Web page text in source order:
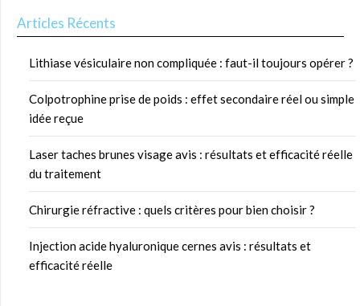
Articles Récents
Lithiase vésiculaire non compliquée : faut-il toujours opérer ?
Colpotrophine prise de poids : effet secondaire réel ou simple
idée reçue
Laser taches brunes visage avis : résultats et efficacité réelle
du traitement
Chirurgie réfractive : quels critères pour bien choisir ?
Injection acide hyaluronique cernes avis : résultats et
efficacité réelle